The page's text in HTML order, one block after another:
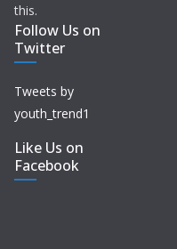
this.
Follow Us on
Twitter
Tweets by
youth_trend1
Like Us on
Facebook